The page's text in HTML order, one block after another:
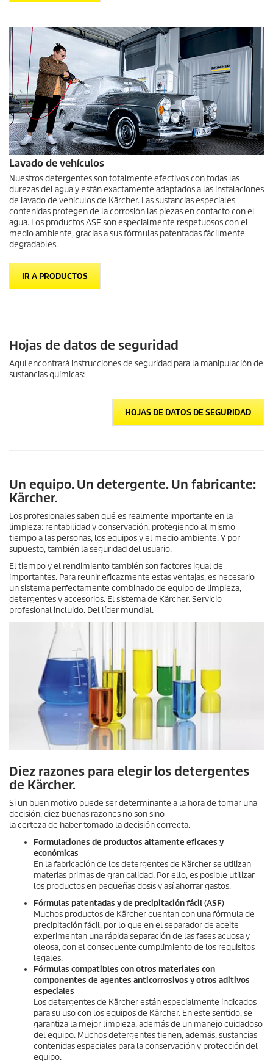
Lavado de vehículos
Nuestros detergentes son totalmente efectivos con todas las
durezas del agua y están exactamente adaptados a las instalaciones
de lavado de vehículos de Kärcher. Las sustancias especiales
contenidas protegen de la corrosión las piezas en contacto con el
agua. Los productos ASF son especialmente respetuosos con el
medio ambiente, gracias a sus fórmulas patentadas fácilmente
degradables.
IR A PRODUCTOS
Hojas de datos de seguridad
Aquí encontrará instrucciones de seguridad para la manipulación de
sustancias químicas:
HOJAS DE DATOS DE SEGURIDAD
Un equipo. Un detergente. Un fabricante:
Kärcher.
Los profesionales saben qué es realmente importante en la
limpieza: rentabilidad y conservación, protegiendo al mismo
tiempo a las personas, los equipos y el medio ambiente. Y por
supuesto, también la seguridad del usuario.
El tiempo y el rendimiento también son factores igual de
importantes. Para reunir eficazmente estas ventajas, es necesario
un sistema perfectamente combinado de equipo de limpieza,
detergentes y accesorios. El sistema de Kärcher. Servicio
profesional incluido. Del líder mundial.
Diez razones para elegir los detergentes
de Kärcher.
Si un buen motivo puede ser determinante a la hora de tomar una
decisión, diez buenas razones no son sino
la certeza de haber tomado la decisión correcta.
Formulaciones de productos altamente eficaces y
económicas
En la fabricación de los detergentes de Kärcher se utilizan
materias primas de gran calidad. Por ello, es posible utilizar
los productos en pequeñas dosis y así ahorrar gastos.
Fórmulas patentadas y de precipitación fácil (ASF)
Muchos productos de Kärcher cuentan con una fórmula de
precipitación fácil, por lo que en el separador de aceite
experimentan una rápida separación de las fases acuosa y
oleosa, con el consecuente cumplimiento de los requisitos
legales.
Fórmulas compatibles con otros materiales con
componentes de agentes anticorrosivos y otros aditivos
especiales
Los detergentes de Kärcher están especialmente indicados
para su uso con los equipos de Kärcher. En este sentido, se
garantiza la mejor limpieza, además de un manejo cuidadoso
del equipo. Muchos detergentes tienen, además, sustancias
contenidas especiales para la conservación y protección del
equipo.